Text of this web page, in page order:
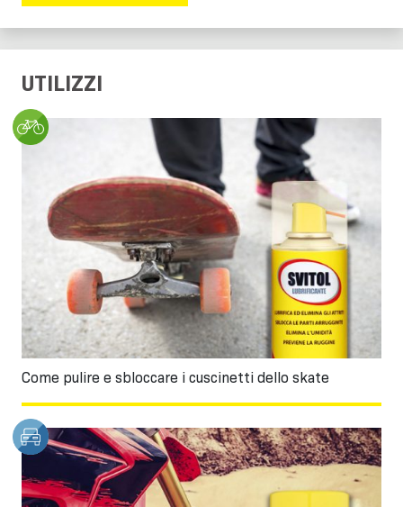
UTILIZZI
Come pulire e sbloccare i cuscinetti dello skate